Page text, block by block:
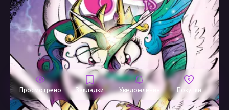
Просмотрено Закладки Уведомления Покупки